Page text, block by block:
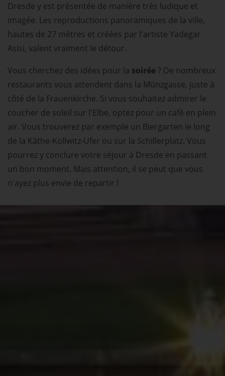
Dresde y est présentée de manière très ludique et
imagée. Les reproductions panoramiques de la ville,
hautes de 27 mètres et créées par l'artiste Yadegar
Asisi, valent vraiment le détour.
Vous cherchez des idées pour la soirée ? De nombreux
restaurants vous attendent dans la Münzgasse, juste à
côté de la Frauenkirche. Si vous souhaitez admirer le
coucher de soleil sur l'Elbe, optez pour un café en plein
air. Vous trouverez par exemple un Biergarten le long
de la Käthe-Kollwitz-Ufer ou sur la Schillerplatz. Vous
pourrez y conclure votre séjour à Dresde en passant
un bon moment. Mais attention, il se peut que vous
n'ayez plus envie de repartir !